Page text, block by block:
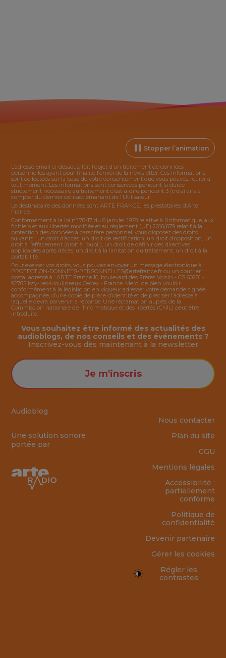
Stopper l’animation
L’adresse email ci-dessous, fait l’objet d’un traitement de données
personnelles ayant pour finalité l’envoi de la newsletter. Ces informations
sont collectées sur la base de votre consentement que vous pouvez retirer à
tout moment. Les informations sont conservées pendant la durée
strictement nécessaire au traitement c’est-à-dire pendant 3 (trois) ans à
compter du dernier contact émanant de l’Utilisateur.
Le destinataire des données sont ARTE FRANCE, les prestataires d’Arte
France.
Conformément à la loi n° 78-17 du 6 janvier 1978 relative à l’informatique, aux
fichiers et aux libertés modifiée et au règlement (UE) 2016/679 relatif à la
protection des données à caractère personnel, vous disposez des droits
suivants : un droit d’accès, un droit de rectification, un droit d’opposition, un
droit à l’effacement (droit à l’oubli), un droit de définir des directives
applicables après décès, un droit à la limitation du traitement, un droit à la
portabilité.
Pour exercer vos droits, vous pouvez envoyer un message électronique à :
PROTECTION-DONNEES-PERSONNELLES@artefrance.fr ou un courrier
postal adressé à : ARTE France 10, boulevard des Frères Voisin - CS 60281 -
92785 Issy-Les-Moulineaux Cedex - France. Merci de bien vouloir
conformément à la législation en vigueur adresser votre demande signée,
accompagnée, d’une copie de pièce d’identité et de préciser l’adresse à
laquelle devra parvenir la réponse. Une réclamation auprès de la
Commission nationale de l’Informatique et des libertés (CNIL) peut être
introduite.
Audioblog
Une solution sonore
portée par
Vous souhaitez être informé des actualités des
audioblogs, de nos conseils et des événements ?
Inscrivez-vous dès maintenant à la newsletter
Je m'inscris
Nous contacter
Plan du site
CGU
Mentions légales
Accessibilité :
partiellement
conforme
Politique de
confidentialité
Devenir partenaire
Gérer les cookies
Régler les
contrastes